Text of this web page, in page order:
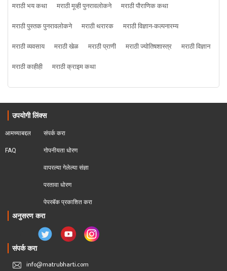
मराठी भय कथा
मराठी मूव्ही पुनरावलोकने
मराठी पौराणिक कथा
मराठी पुस्तक पुनरावलोकने
मराठी थरारक
मराठी विज्ञान-कल्पनारम्य
मराठी व्यवसाय
मराठी खेळ मराठी प्राणी मराठी ज्योतिषशास्त्र
मराठी विज्ञान
मराठी काहीही
मराठी क्राइम कथा
उपयोगी लिंक्स
आमच्याबद्दल
FAQ
संपर्क करा
गोपनीयता धोरण
वापरल्या गेलेल्या संज्ञा
परतावा धोरण
पेपरबॅक प्रकाशित करा
अनुसरण करा
संपर्क करा
info@matrubharti.com